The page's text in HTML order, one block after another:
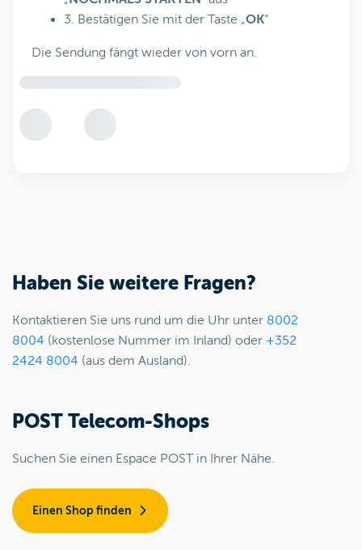
3. Bestätigen Sie mit der Taste „OK“
Die Sendung fängt wieder von vorn an.
Haben Sie weitere Fragen?
Kontaktieren Sie uns rund um die Uhr unter 8002
8004 (kostenlose Nummer im Inland) oder +352
2424 8004 (aus dem Ausland).
POST Telecom-Shops
Suchen Sie einen Espace POST in Ihrer Nähe.
Einen Shop finden